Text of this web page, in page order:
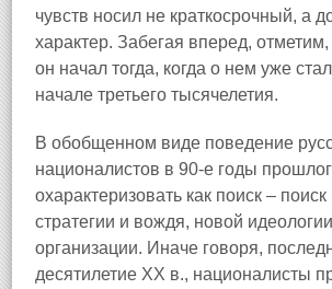
чувств носил не краткосрочный, а
характер. Забегая вперед,
он начал тогда, когда о нем уже
начале третьего тысячелетия.
В обобщенном виде поведение
националистов в 90-е годы
охарактеризовать как поиск –
стратегии и вождя, новой
организации. Иначе говоря,
десятилетие XX в., националисты